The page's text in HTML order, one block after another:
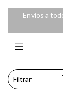
Envíos a
Filtrar